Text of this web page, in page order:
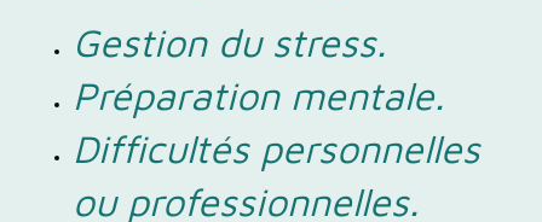
Gestion du stress.
Préparation mentale.
Difficultés personnelles
ou professionnelles.